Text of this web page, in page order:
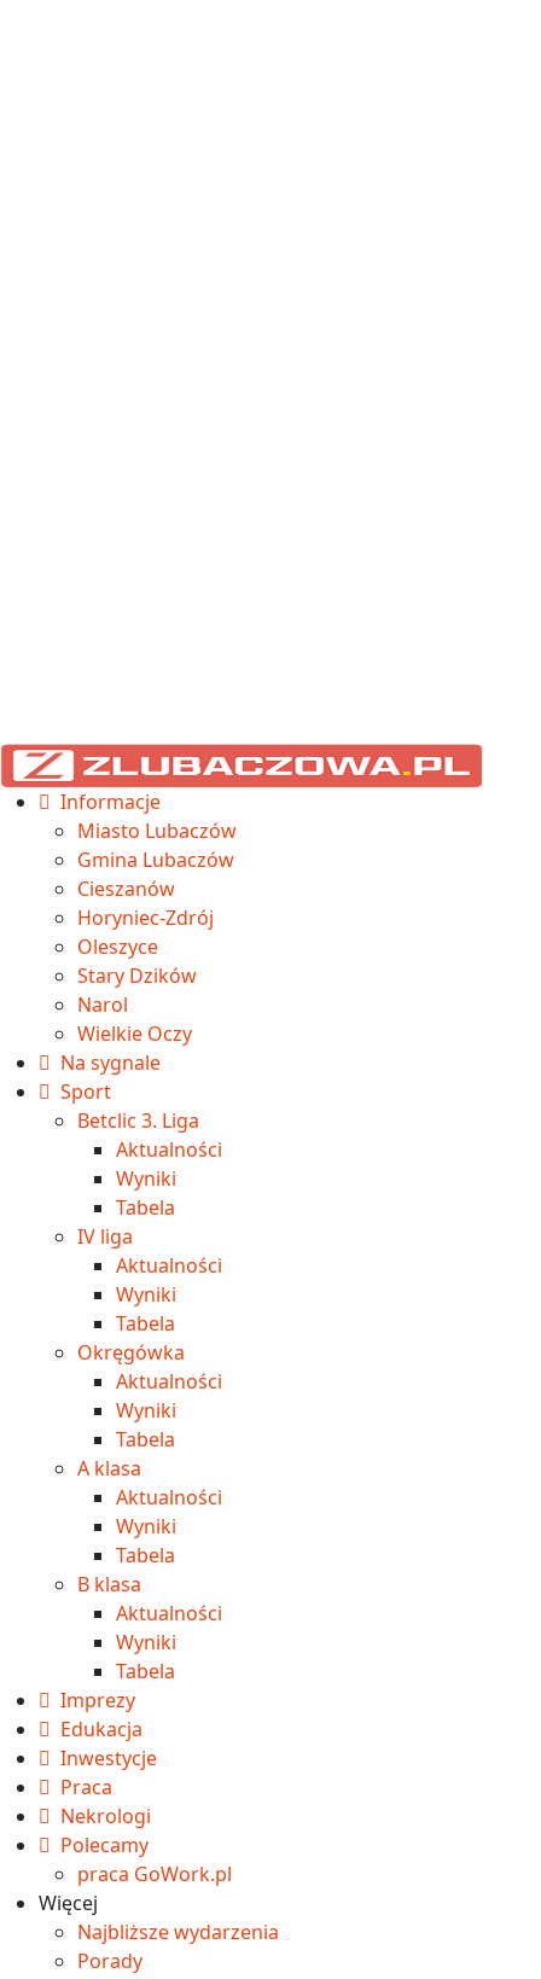
Informacje
Miasto Lubaczów
Gmina Lubaczów
Cieszanów
Horyniec-Zdrój
Oleszyce
Stary Dzików
Narol
Wielkie Oczy
Na sygnale
Sport
Betclic 3. Liga
Aktualności
Wyniki
Tabela
IV liga
Aktualności
Wyniki
Tabela
Okręgówka
Aktualności
Wyniki
Tabela
A klasa
Aktualności
Wyniki
Tabela
B klasa
Aktualności
Wyniki
Tabela
Imprezy
Edukacja
Inwestycje
Praca
Nekrologi
Polecamy
praca GoWork.pl
Więcej
Najbliższe wydarzenia
Porady